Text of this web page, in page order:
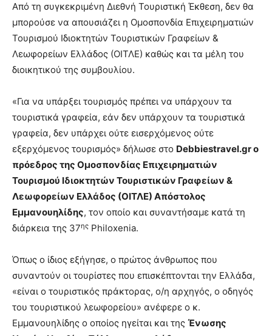
Από τη συγκεκριμένη Διεθνή Τουριστική Έκθεση, δεν θα
μπορούσε να απουσιάζει η Ομοσπονδία Επιχειρηματιών
Τουρισμού Ιδιοκτητών Τουριστικών Γραφείων &
Λεωφορείων Ελλάδος (ΟΙΤΛΕ) καθώς και τα μέλη του
διοικητικού της συμβουλίου.
«Για να υπάρξει τουρισμός πρέπει να υπάρχουν τα
τουριστικά γραφεία, εάν δεν υπάρχουν τα τουριστικά
γραφεία, δεν υπάρχει ούτε εισερχόμενος ούτε
εξερχόμενος τουρισμός» δήλωσε στο Debbiestravel.gr ο
πρόεδρος της Ομοσπονδίας Επιχειρηματιών
Τουρισμού Ιδιοκτητών Τουριστικών Γραφείων &
Λεωφορείων Ελλάδος (ΟΙΤΛΕ) Απόστολος
Εμμανουηλίδης, τον οποίο και συναντήσαμε κατά τη
διάρκεια της 37ης Philoxenia.
Όπως ο ίδιος εξήγησε, ο πρώτος άνθρωπος που
συναντούν οι τουρίστες που επισκέπτονται την Ελλάδα,
«είναι ο τουριστικός πράκτορας, ο/η αρχηγός, ο οδηγός
του τουριστικού λεωφορείου» ανέφερε ο κ.
Εμμανουηλίδης ο οποίος ηγείται και της Ένωσης